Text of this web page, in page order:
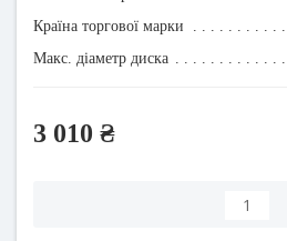
Країна торгової марки
Макс. діаметр диска
3 010 ₴